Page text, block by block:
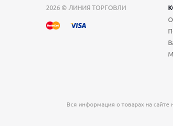
2026 © ЛИНИЯ ТОРГОВЛИ
Вся информация о товарах на